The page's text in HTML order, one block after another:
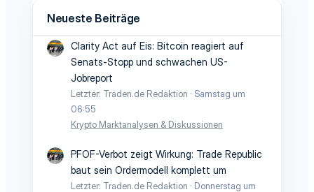
Neueste Beiträge
Clarity Act auf Eis: Bitcoin reagiert auf
Senats-Stopp und schwachen US-
Jobreport
Letzter: Traden.de Redaktion
Samstag um
06:55
Krypto Marktanalysen & Diskussionen
PFOF-Verbot zeigt Wirkung: Trade Republic
baut sein Ordermodell komplett um
Letzter: Traden.de Redaktion
Donnerstag um